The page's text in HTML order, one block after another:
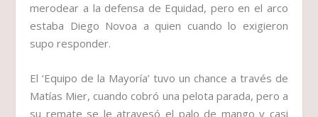
merodear a la defensa de Equidad, pero en el arco
estaba Diego Novoa a quien cuando lo exigieron
supo responder.
El ‘Equipo de la Mayoría’ tuvo un chance a través de
Matías Mier, cuando cobró una pelota parada, pero a
su remate se le atravesó el palo de mango y casi